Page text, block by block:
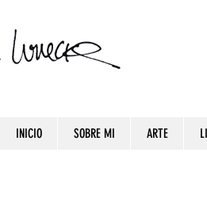
INICIO SOBRE MI ARTE